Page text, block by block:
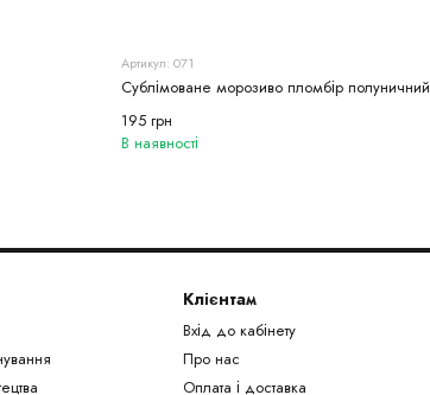
Артикул: 071
Сублімоване морозиво пломбір полуничний
195 грн
В наявності
Клієнтам
Вхід до кабінету
Про нас
Оплата і доставка